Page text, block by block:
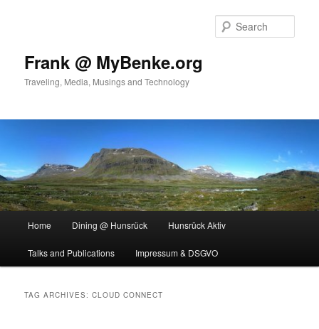
Frank @ MyBenke.org
Traveling, Media, Musings and Technology
Home Dining @ Hunsrück Hunsrück Aktiv
Talks and Publications Impressum & DSGVO
TAG ARCHIVES:CLOUD CONNECT